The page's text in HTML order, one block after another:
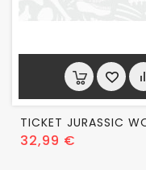
TICKET JURASSIC
32,99 €